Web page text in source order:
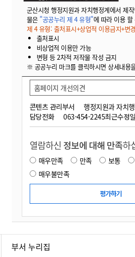
군산시청 행정지원과 자치행정계에서 제
물은 "공공누리 제 4 유형"에 따라 이용 할
제 4 유형: 출처표시+상업적 이용금지+변
출처표시
비상업적 이용만 가능
변형 등 2차적 저작물 작성 금지
※ 공공누리 마크를 클릭하시면 상세내용
콘텐츠 관리부서
행정지원과 자치
담당전화
063-454-2245최근수정일
홈페이지 개선의견
열람하신 정보에 대해 만족하
매우만족 만족 보통
매우불만족
부서 누리집